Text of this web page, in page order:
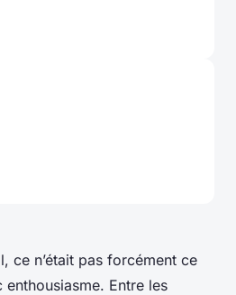
ce n’était pas forcément ce
enthousiasme. Entre les